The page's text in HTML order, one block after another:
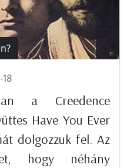
18
a Creedence
Have You Ever
dolgozzuk fel. Az
hogy néhány